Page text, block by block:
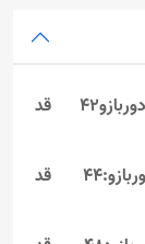
دورسینه:104 قدلباس:70 دوربازو42 قد
سایزXL دورسینه:110 قدلباس:71 دوربازو:44 قد